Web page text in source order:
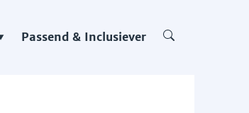
Passend & Inclusiever